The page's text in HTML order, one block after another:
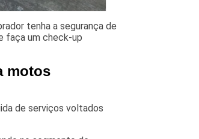
tenha a segurança de
faça um check-up
motos
de serviços voltados